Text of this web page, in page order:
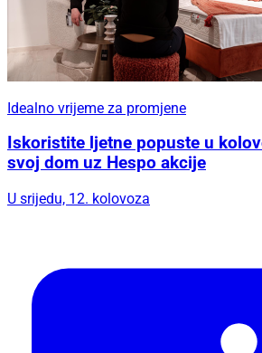
Idealno vrijeme za promjene
Iskoristite ljetne popuste u
svoj dom uz Hespo akcije
U srijedu, 12. kolovoza